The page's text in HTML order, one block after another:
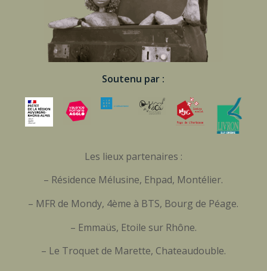
Soutenu par :
Les lieux partenaires :
– Résidence Mélusine, Ehpad, Montélier.
– MFR de Mondy, 4ème à BTS, Bourg de Péage.
– Emmaüs, Etoile sur Rhône.
– Le Troquet de Marette, Chateaudouble.